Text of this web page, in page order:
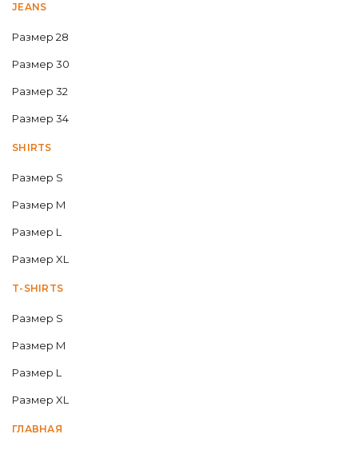
JEANS
Размер 28
Размер 30
Размер 32
Размер 34
SHIRTS
Размер S
Размер M
Размер L
Размер XL
T-SHIRTS
Размер S
Размер M
Размер L
Размер XL
ГЛАВНАЯ